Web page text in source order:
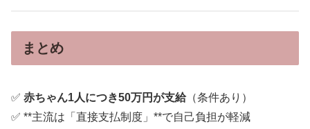
まとめ
✅ 赤ちゃん1人につき50万円が支給（条件あり）
✅ **主流は「直接支払制度」**で自己負担が軽減